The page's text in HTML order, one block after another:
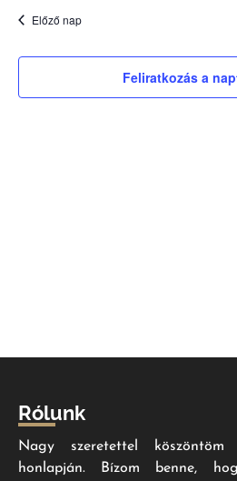
Előző nap
Feliratkozás a
Rólunk
Nagy szeretettel
honlapján. Bízom benne,